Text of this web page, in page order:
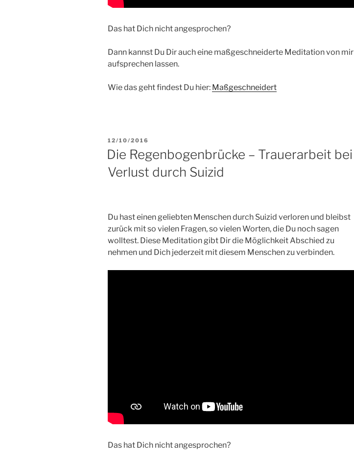
Das hat Dich nicht angesprochen?
Dann kannst Du Dir auch eine maßgeschneiderte Meditation von mir
aufsprechen lassen.
Wie das geht findest Du hier: Maßgeschneidert
VERÖFFENTLICHT
AM
12/10/2016
Die Regenbogenbrücke – Trauerarbeit bei
Verlust durch Suizid
Du hast einen geliebten Menschen durch Suizid verloren und bleibst
zurück mit so vielen Fragen, so vielen Worten, die Du noch sagen
wolltest. Diese Meditation gibt Dir die Möglichkeit Abschied zu
nehmen und Dich jederzeit mit diesem Menschen zu verbinden.
Das hat Dich nicht angesprochen?